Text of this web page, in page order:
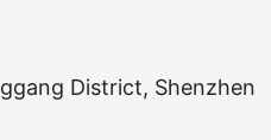
District, Shenzhen